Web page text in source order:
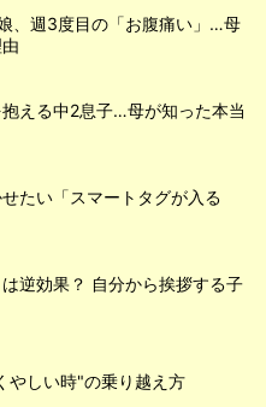
、週3度目の「お腹痛い」…母
える中2息子…母が知った本当
たい「スマートタグが入る
は逆効果？ 自分から挨拶する子
やしい時"の乗り越え方